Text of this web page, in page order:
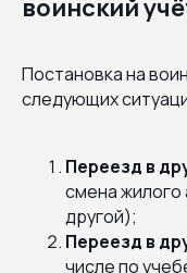
воинский
Постановка на
следующих
Переезд в
смена жилого
другой);
Переезд в
числе по